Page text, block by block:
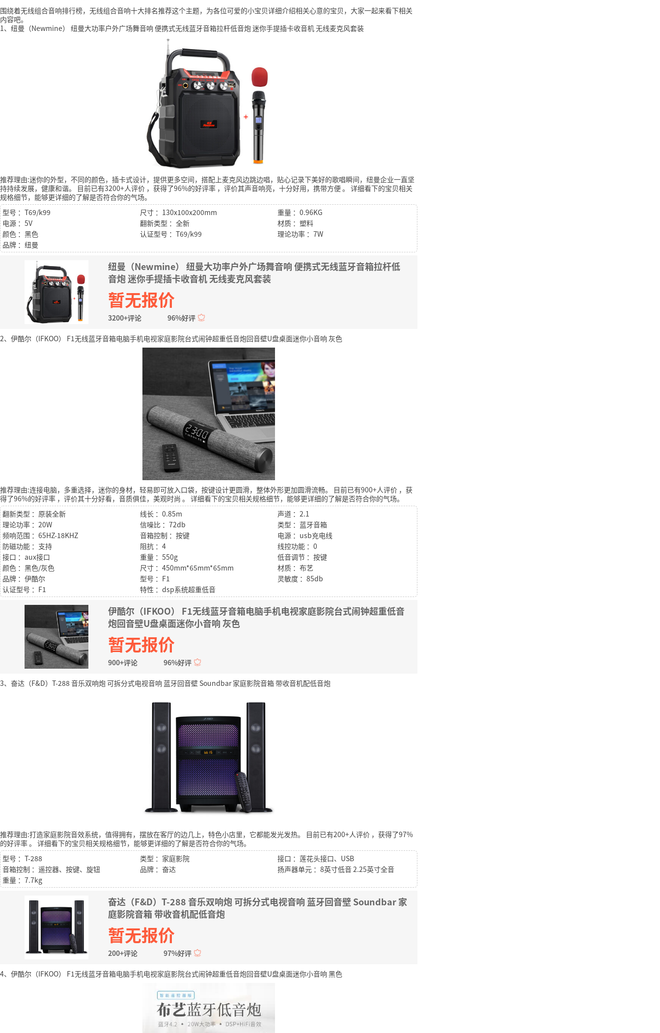
围绕着无线组合音响排行榜，无线组合音响十大排名推荐这个主题，为各位可爱的小宝贝详细介绍相关心意的宝贝，大家一起来看下相关
内容吧。
1、纽曼（Newmine） 纽曼大功率户外广场舞音响 便携式无线蓝牙音箱拉杆低音炮 迷你手提插卡收音机 无线麦克风套装
推荐理由:迷你的外型，不同的颜色，插卡式设计，提供更多空间，搭配上麦克风边跳边唱，贴心记录下美好的歌唱瞬间，纽曼企业一直坚
持持续发展，健康和谐。
目前已有3200+人评价 ，获得了96%的好评率 ，评价其声音响亮，十分好用，携带方便。 详细看下的宝贝相关
规格细节，能够更详细的了解是否符合你的气场。
型号 ：T69/k99
尺寸 ：130x100x200mm
重量 ：0.96KG
电源 ：5V
翻新类型 ：全新
材质 ：塑料
颜色 ：黑色
认证型号 ：T69/k99
理论功率 ：7W
品牌 ：纽曼
纽曼（Newmine） 纽曼大功率户外广场舞音响 便携式无线蓝牙音箱拉杆低
音炮 迷你手提插卡收音机 无线麦克风套装
暂无报价
3200+评论 96%好评
2、伊酷尔（IFKOO） F1无线蓝牙音箱电脑手机电视家庭影院台式闹钟超重低音炮回音壁U盘桌面迷你小音响 灰色
推荐理由:连接电脑，多重选择，迷你的身材，轻易即可放入口袋，按键设计更圆滑，整体外形更加圆滑流畅。 目前已有900+人评价 ，获
得了96%的好评率 ，评价其十分好看，音质俱佳，美观时尚 。 详细看下的宝贝相关规格细节，能够更详细的了解是否符合你的气场。
翻新类型 ：原装全新
线长 ：0.85m
声道 ：2.1
理论功率 ：20W
信噪比 ：72db
类型 ：蓝牙音箱
频响范围 ：65HZ-18KHZ
音箱控制 ：按键
电源 ：usb充电线
防磁功能 ：支持
阻抗 ：4
线控功能 ：0
接口 ：aux接口
重量 ：550g
低音调节 ：按键
颜色 ：黑色/灰色
尺寸 ：450mm*65mm*65mm
材质 ：布艺
品牌 ：伊酷尔
型号 ：F1
灵敏度 ：85db
认证型号 ：F1
特性 ：dsp系统超重低音
伊酷尔（IFKOO） F1无线蓝牙音箱电脑手机电视家庭影院台式闹钟超重低音
炮回音壁U盘桌面迷你小音响 灰色
暂无报价
900+评论 96%好评
3、奋达（F&D）T-288 音乐双响炮 可拆分式电视音响 蓝牙回音壁 Soundbar 家庭影院音箱 带收音机配低音炮
推荐理由:打造家庭影院音效系统，值得拥有，摆放在客厅的边几上，特色小店里，它都能发光发热。 目前已有200+人评价 ，获得了97%
的好评率。 详细看下的宝贝相关规格细节，能够更详细的了解是否符合你的气场。
型号 ：T-288
类型 ：家庭影院
接口 ：莲花头接口、USB
音箱控制 ：遥控器、按键、旋钮
品牌 ：奋达
扬声器单元 ：8英寸低音 2.25英寸全音
重量 ：7.7kg
奋达（F&D）T-288 音乐双响炮 可拆分式电视音响 蓝牙回音壁 Soundbar 家
庭影院音箱 带收音机配低音炮
暂无报价
200+评论 97%好评
4、伊酷尔（IFKOO） F1无线蓝牙音箱电脑手机电视家庭影院台式闹钟超重低音炮回音壁U盘桌面迷你小音响 黑色